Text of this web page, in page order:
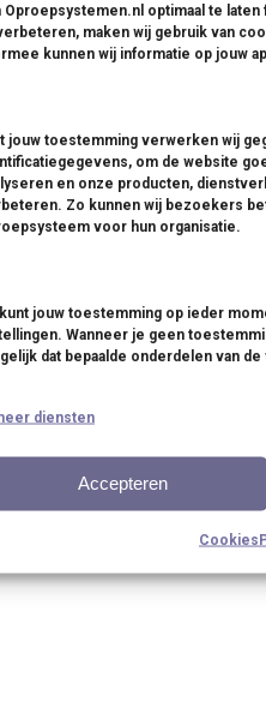
Oproepsystemen.nl optimaal te
maken wij gebruik van
kunnen wij informatie op jouw
jouw toestemming verwerken wij
om de website
en onze producten,
Zo kunnen wij bezoekers
voor hun organisatie.
jouw toestemming op ieder
Wanneer je geen
dat bepaalde onderdelen van
diensten
Accepteren
Cookies